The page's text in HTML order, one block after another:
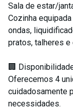
Sala de estar/
Cozinha
ondas,
pratos, talheres e
🏢
Oferecemos 4
cuidadosamente
necessidades.